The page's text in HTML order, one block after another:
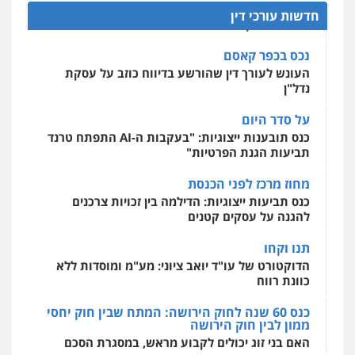
מרכז התחלה חדשה
אסירים
לעורכי דין
0544500346
טיפול בהתמכרויות שירותים מקצועיים
לעורכי דין
עו"ד ד"ר אבי שקד
0544385337
איתי חקירות – שירותים לעורכי דין
חקירות פרטיות חקירות כלכליות חקירות
אישות
איתורים
0537865001
חדשות עורכי דין
העונש לעורך דין שהורשע בדיווח כוזב על עסקת
נדל"ן
על סדר היום
כנס תובענות ייצוגיות: "בעקבות ה-AI התפתח טרנד
תביעות הגנת הפרטיות"
מחוז מרכז לפני הכנסת
כנס תביעות ייצוגיות: הדילמה בין זכויות צרכנים
להגנה על עסקים קטנים
תנו וקחו
הדוקטורט של עו"ד יואב ציוני: מע"מ ומוסדות ללא
כוונת רווח
כנס 60 שנה לחוק הירושה: המתח שבין חוק יחסי
ממון לבין חוק הירושה
האם בני זוג יכולים לקבוע מראש, במסגרת הסכם
כנס 60 שנה לחוק הירושה
ראשי הכנס מדגישים את המהפכה הטכנולגית